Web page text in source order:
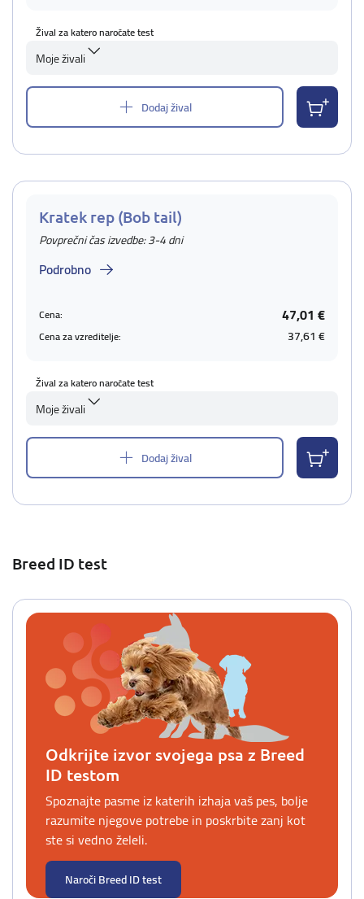
Žival za katero naročate test
Moje živali
Dodaj žival
Kratek rep (Bob tail)
Povprečni čas izvedbe: 3-4 dni
Podrobno
Cena: 47,01 €
Cena za vzreditelje: 37,61 €
Žival za katero naročate test
Moje živali
Dodaj žival
Breed ID test
Odkrijte izvor svojega psa z Breed
ID testom
Spoznajte pasme iz katerih izhaja vaš pes, bolje
razumite njegove potrebe in poskrbite zanj kot
ste si vedno želeli.
Naroči Breed ID test